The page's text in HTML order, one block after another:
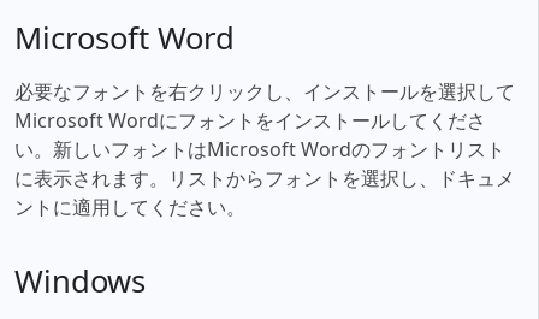
Microsoft Word
必要なフォントを右クリックし、インストールを選択して
Microsoft Wordにフォントをインストールしてくださ
い。新しいフォントはMicrosoft Wordのフォントリスト
に表示されます。リストからフォントを選択し、ドキュメ
ントに適用してください。
Windows